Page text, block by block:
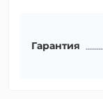
Гарантия